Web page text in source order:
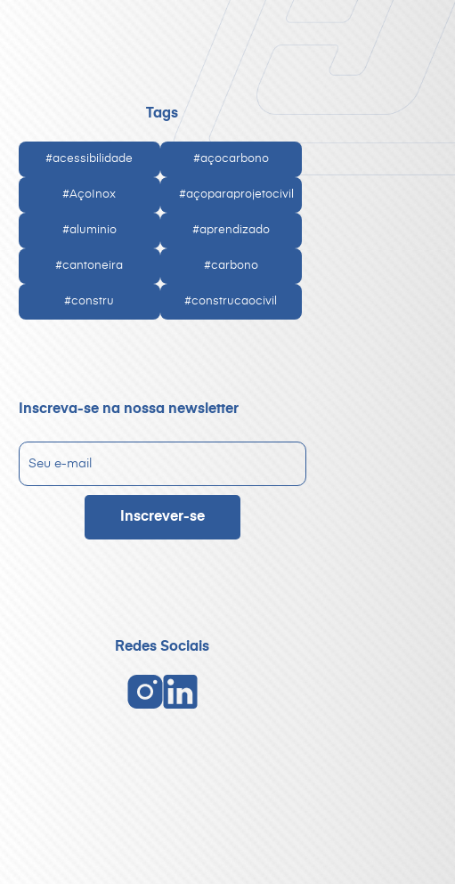
Tags
#acessibilidade #açocarbono
#AçoInox #açoparaprojetocivil
#aluminio #aprendizado
#cantoneira #carbono
#constru #construcaocivil
Inscreva-se na nossa newsletter
Redes Sociais